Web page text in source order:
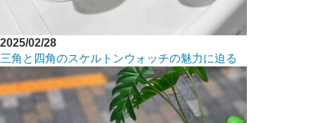
2025/02/28
三角と四角のスケルトンウォッチの魅力に迫る